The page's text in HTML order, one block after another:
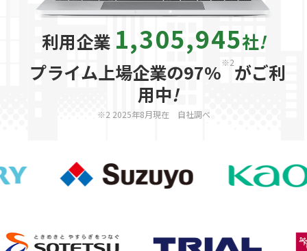
利用企業 1,305,945社!
プライム上場企業の97%※2がご利
用中!
※2 2025年8月現在 自社調べ